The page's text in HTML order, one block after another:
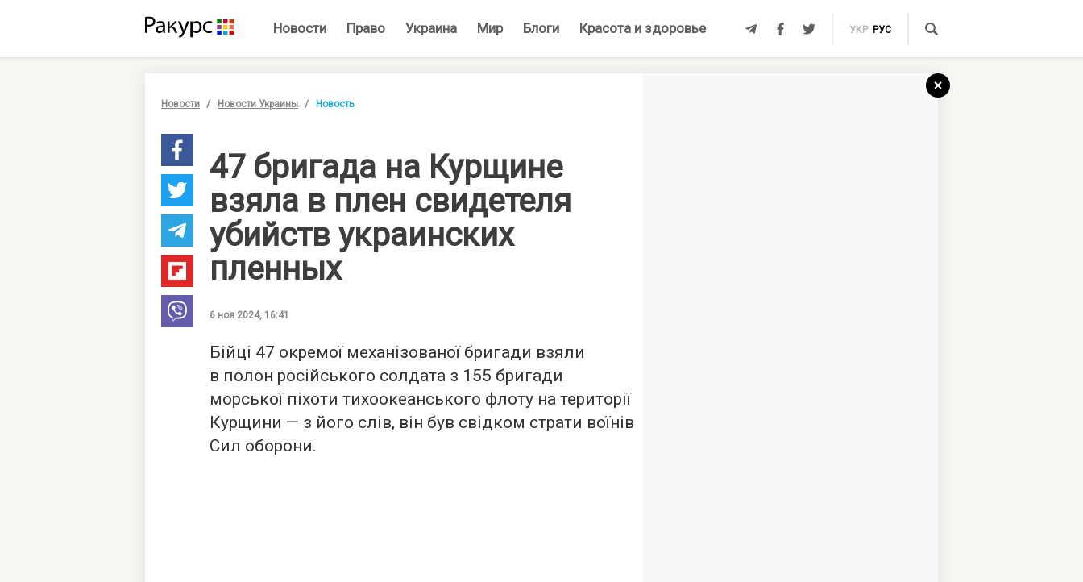
Новости Право Украина Мир Блоги Красота и здоровье УКР РУС
Новости Новости Украины Новость
47 бригада на Курщине
взяла в плен свидетеля
убийств украинских
пленных
6 ноя 2024, 16:41
Бійці 47 окремої механізованої бригади взяли
в полон російського солдата з 155 бригади
морської піхоти тихоокеанського флоту на території
Курщини — з його слів, він був свідком страти воїнів
Сил оборони.